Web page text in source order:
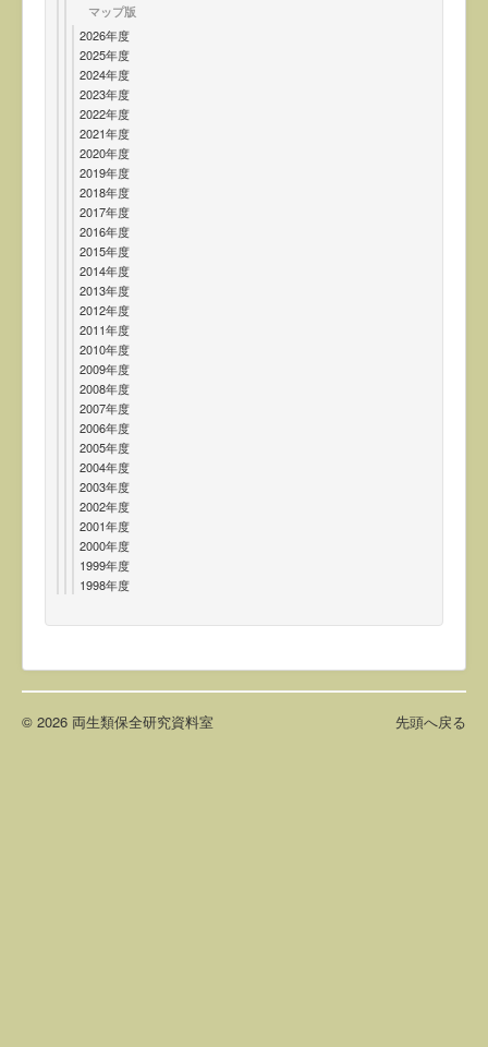
マップ版
2026年度
2025年度
2024年度
2023年度
2022年度
2021年度
2020年度
2019年度
2018年度
2017年度
2016年度
2015年度
2014年度
2013年度
2012年度
2011年度
2010年度
2009年度
2008年度
2007年度
2006年度
2005年度
2004年度
2003年度
2002年度
2001年度
2000年度
1999年度
1998年度
先頭へ戻る
© 2026 両生類保全研究資料室